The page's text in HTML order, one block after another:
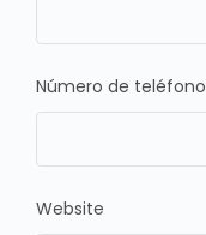
Número de teléfono
Website